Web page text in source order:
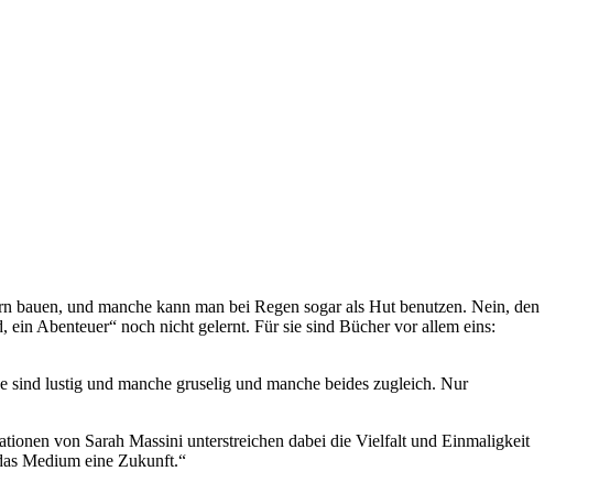
und manche kann man bei Regen sogar als Hut benutzen. Nein, den
Abenteuer“ noch nicht gelernt. Für sie sind Bücher vor allem eins:
sind lustig und manche gruselig und manche beides zugleich. Nur
von Sarah Massini unterstreichen dabei die Vielfalt und Einmaligkeit
Medium eine Zukunft.“